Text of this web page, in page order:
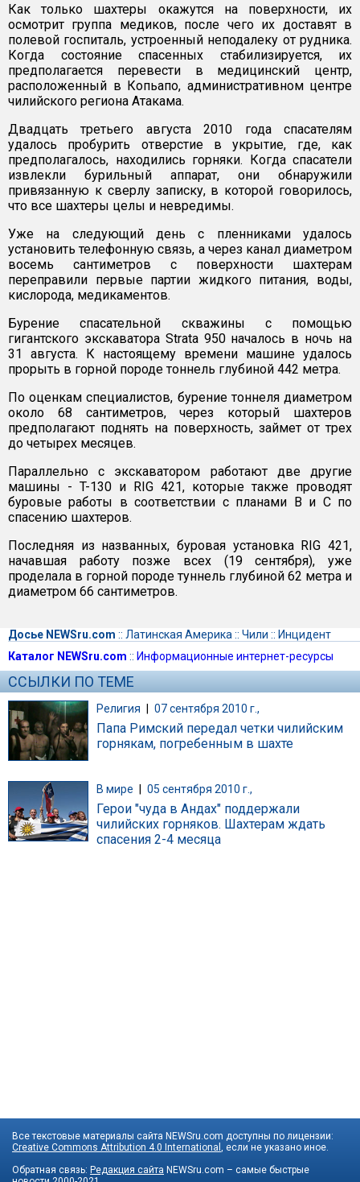
Как только шахтеры окажутся на поверхности, их
осмотрит группа медиков, после чего их доставят в
полевой госпиталь, устроенный неподалеку от рудника.
Когда состояние спасенных стабилизируется, их
предполагается перевести в медицинский центр,
расположенный в Копьапо, административном центре
чилийского региона Атакама.
Двадцать третьего августа 2010 года спасателям
удалось пробурить отверстие в укрытие, где, как
предполагалось, находились горняки. Когда спасатели
извлекли бурильный аппарат, они обнаружили
привязанную к сверлу записку, в которой говорилось,
что все шахтеры целы и невредимы.
Уже на следующий день с пленниками удалось
установить телефонную связь, а через канал диаметром
восемь сантиметров с поверхности шахтерам
переправили первые партии жидкого питания, воды,
кислорода, медикаментов.
Бурение спасательной скважины с помощью
гигантского экскаватора Strata 950 началось в ночь на
31 августа. К настоящему времени машине удалось
прорыть в горной породе тоннель глубиной 442 метра.
По оценкам специалистов, бурение тоннеля диаметром
около 68 сантиметров, через который шахтеров
предполагают поднять на поверхность, займет от трех
до четырех месяцев.
Параллельно с экскаватором работают две другие
машины - T-130 и RIG 421, которые также проводят
буровые работы в соответствии с планами В и С по
спасению шахтеров.
Последняя из названных, буровая установка RIG 421,
начавшая работу позже всех (19 сентября), уже
проделала в горной породе туннель глубиной 62 метра и
диаметром 66 сантиметров.
Досье NEWSru.com :: Латинская Америка :: Чили :: Инцидент
Каталог NEWSru.com :: Информационные интернет-ресурсы
ССЫЛКИ ПО ТЕМЕ
Религия | 07 сентября 2010 г.,
Папа Римский передал четки чилийским
горнякам, погребенным в шахте
В мире 05 сентября 2010 г.,
Герои "чуда в Андах" поддержали
чилийских горняков. Шахтерам ждать
спасения 2-4 месяца
Все текстовые материалы сайта NEWSru.com доступны по лицензии:
Creative Commons Attribution 4.0 International , если не указано иное.
Обратная связь: Редакция сайта NEWSru.com – самые быстрые